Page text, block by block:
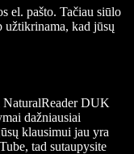
el. pašto. Tačiau siūlo
užtikrinama, kad jūsų
NaturalReader DUK
dažniausiai
klausimui jau yra
tad sutaupysite